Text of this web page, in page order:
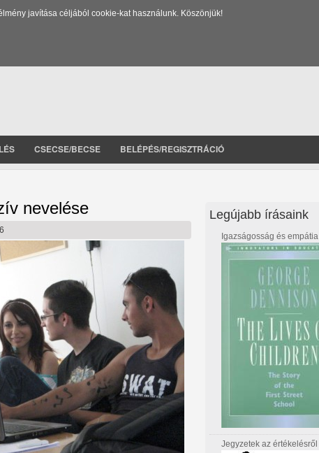
javítása céljából cookie-kat használunk. Köszönjük!
CSECSE/BECSE BELÉPÉS/REGISZTRÁCIÓ
nevelése Legújabb írásaink
Igazságosság és empátia
Jegyzetek az értékelésről